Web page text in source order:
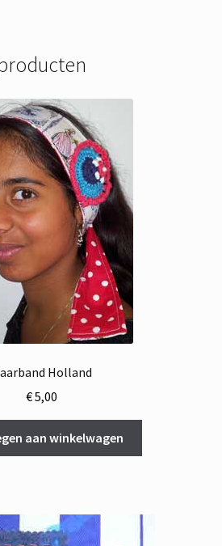
Holland
€5,00
aan winkelwagen